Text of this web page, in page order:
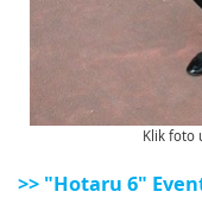
Klik foto
>> "Hotaru 6"